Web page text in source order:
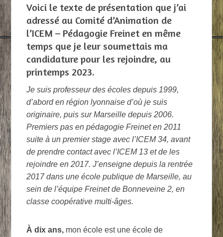
Voici le texte de présentation que j’ai
adressé au Comité d’Animation de
l’ICEM – Pédagogie Freinet en même
temps que je leur soumettais ma
candidature pour les rejoindre, au
printemps 2023.
Je suis professeur des écoles depuis 1999,
d’abord en région lyonnaise d’où je suis
originaire, puis sur Marseille depuis 2006.
Premiers pas en pédagogie Freinet en 2011
suite à un premier stage avec l’ICEM 34, avant
de prendre contact avec l’ICEM 13 et de les
rejoindre en 2017. J’enseigne depuis la rentrée
2017 dans une école publique de Marseille, au
sein de l’équipe Freinet de Bonneveine 2, en
classe coopérative multi-âges.
À dix ans, mon école est une école de